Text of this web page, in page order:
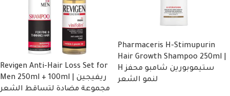
Revigen Anti-Hair Loss Set for
Men 250ml + 100ml | ريفيجين
مجموعة مضادة لتساقط الشعر
Pharmaceris H-Stimupurin
Hair Growth Shampoo 250ml |
H ستيموبورين شامبو محفز
لنمو الشعر